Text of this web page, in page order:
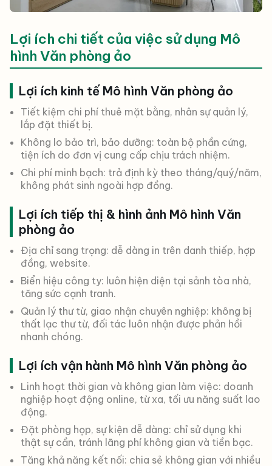
Lợi ích chi tiết của việc sử dụng Mô
hình Văn phòng ảo
Lợi ích kinh tế Mô hình Văn phòng ảo
Tiết kiệm chi phí thuê mặt bằng, nhân sự quản lý,
lắp đặt thiết bị.
Không lo bảo trì, bảo dưỡng: toàn bộ phần cứng,
tiện ích do đơn vị cung cấp chịu trách nhiệm.
Chi phí minh bạch: trả định kỳ theo tháng/quý/năm,
không phát sinh ngoài hợp đồng.
Lợi ích tiếp thị & hình ảnh Mô hình Văn
phòng ảo
Địa chỉ sang trọng: dễ dàng in trên danh thiếp, hợp
đồng, website.
Biển hiệu công ty: luôn hiện diện tại sảnh tòa nhà,
tăng sức cạnh tranh.
Quản lý thư từ, giao nhận chuyên nghiệp: không bị
thất lạc thư từ, đối tác luôn nhận được phản hồi
nhanh chóng.
Lợi ích vận hành Mô hình Văn phòng ảo
Linh hoạt thời gian và không gian làm việc: doanh
nghiệp hoạt động online, từ xa, tối ưu năng suất lao
động.
Đặt phòng họp, sự kiện dễ dàng: chỉ sử dụng khi
thật sự cần, tránh lãng phí không gian và tiền bạc.
Tăng khả năng kết nối: chia sẻ không gian với nhiều